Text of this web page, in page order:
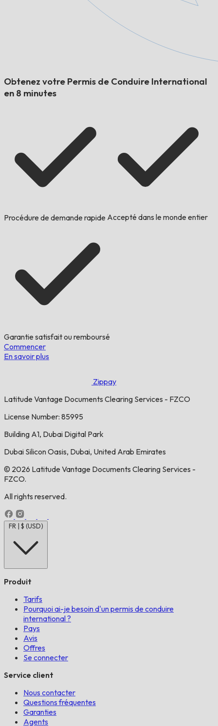
Obtenez votre Permis de Conduire International
en 8 minutes
Procédure de demande rapide Accepté dans le monde entier
Garantie satisfait ou remboursé
Commencer
En savoir plus
Zippay
Latitude Vantage Documents Clearing Services - FZCO
License Number: 85995
Building A1, Dubai Digital Park
Dubai Silicon Oasis, Dubai, United Arab Emirates
© 2026 Latitude Vantage Documents Clearing Services -
FZCO.
All rights reserved.
FR | $ (USD)
Produit
Tarifs
Pourquoi ai-je besoin d'un permis de conduire
international ?
Pays
Avis
Offres
Se connecter
Service client
Nous contacter
Questions fréquentes
Garanties
Agents